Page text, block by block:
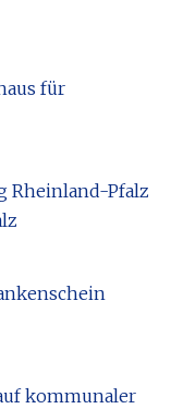
für
Rheinland-Pfalz
kommunaler